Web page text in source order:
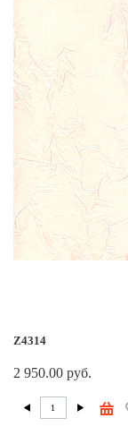
Z4314
2 950.00 руб.